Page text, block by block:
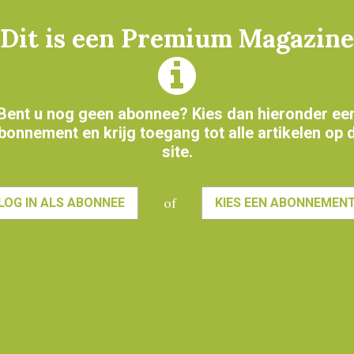
Dit is een Premium Magazine
u nog geen abonnee? Kies dan hieronder
en krijg toegang tot alle artikelen op
site.
IN ALS ABONNEE of KIES EEN